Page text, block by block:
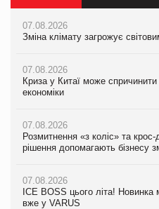
07.08.2026
Зміна клімату загрожує
07.08.2026
Криза у Китаї може спричинити
економіки
07.08.2026
Розмитнення «з коліс» та крос-
рішення допомагають бізнесу
07.08.2026
ICE BOSS цього літа!
вже у VARUS
07.08.2026
Зміна клімату загрожує
07.08.2026
Криза у Китаї може спричинити
економіки
07.08.2026
Kraft Heinz скоротила збиток у
Продажі Hugo Boss впали на 9%
07.08.2026
Зміна клімату загрожує
07.08.2026
Криза у Китаї може спричинити
економіки
07.08.2026
Kraft Heinz скоротила збиток у
Продажі Hugo Boss впали на 9%